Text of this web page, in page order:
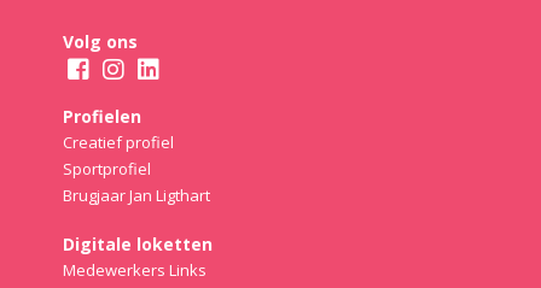
Volg ons
Profielen
Creatief profiel
Sportprofiel
Brugjaar Jan Ligthart
Digitale loketten
Medewerkers Links